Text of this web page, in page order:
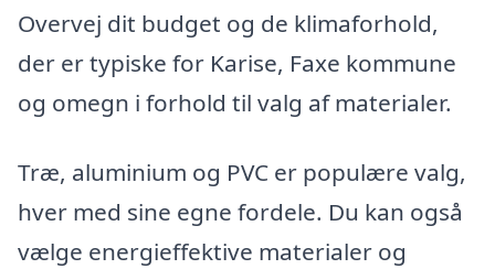
Overvej dit budget og de klimaforhold,
der er typiske for Karise, Faxe kommune
og omegn i forhold til valg af materialer.
Træ, aluminium og PVC er populære valg,
hver med sine egne fordele. Du kan også
vælge energieffektive materialer og